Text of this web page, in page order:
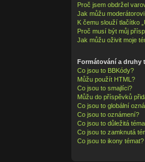
Proč jsem obdržel
Jak můžu
K čemu slouží tlačítko
Proč musí být můj
Jak můžu oživit moje
Formátování a druhy
Co jsou to BBKódy?
Můžu použít HTML?
Co jsou to smajlíci?
Můžu do příspěvků
Co jsou to globální
Co jsou to oznámení?
Co jsou to důležitá
Co jsou to zamknutá
Co jsou to ikony témat?